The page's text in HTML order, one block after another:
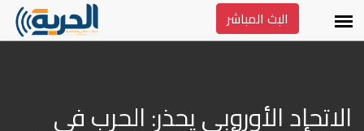
البث المباشر